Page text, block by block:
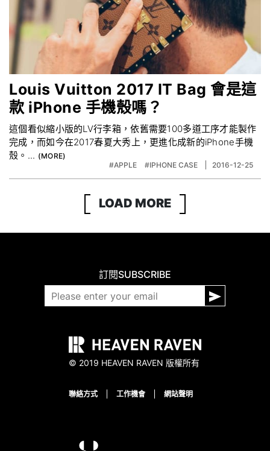
Louis Vuitton 2017 IT Bag 會是這
款 iPhone 手機殼嗎？
這個看似縮小版的LV行李箱，依舊需要100多道工序才能製作
完成，而如今在2017春夏大秀上，更進化成新的iPhone手機
殼。...
#APPLE #IPHONE CASE 2016-12-25
LOAD MORE
訂閱SUBSCRIBE
© 2019 HEAVEN RAVEN 版權所有
聯絡方式 工作機會 網站聲明